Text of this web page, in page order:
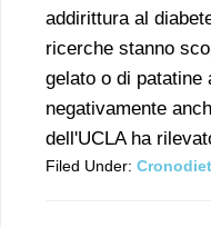
addirittura al
ricerche stanno
gelato o di patatine
negativamente
dell'UCLA ha
Filed Under: